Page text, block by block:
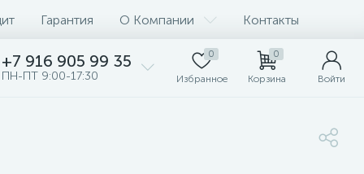
Гарантия О Компании Контакты
+7 916 905 99 35
ПН-ПТ 9:00-17:30
0
Избранное
0
Корзина Войти